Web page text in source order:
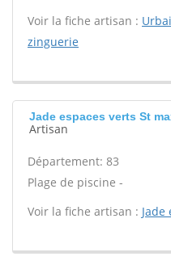
Voir la fiche artisan :
zinguerie
Jade espaces verts St
Artisan
Département: 83
Plage de piscine -
Voir la fiche artisan : Jade